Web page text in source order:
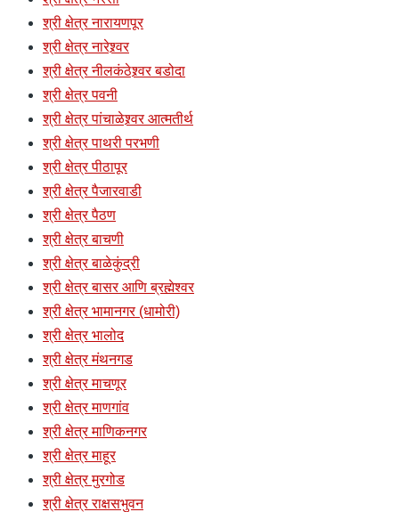
श्री क्षेत्र नारायणपूर
श्री क्षेत्र नारेश्र्वर
श्री क्षेत्र नीलकंठेश्र्वर बडोदा
श्री क्षेत्र पवनी
श्री क्षेत्र पांचाळेश्र्वर आत्मतीर्थ
श्री क्षेत्र पाथरी परभणी
श्री क्षेत्र पीठापूर
श्री क्षेत्र पैजारवाडी
श्री क्षेत्र पैठण
श्री क्षेत्र बाचणी
श्री क्षेत्र बाळेकुंद्री
श्री क्षेत्र बासर आणि ब्रह्मेश्वर
श्री क्षेत्र भामानगर (धामोरी)
श्री क्षेत्र भालोद
श्री क्षेत्र मंथनगड
श्री क्षेत्र माचणूर
श्री क्षेत्र माणगांव
श्री क्षेत्र माणिकनगर
श्री क्षेत्र माहूर
श्री क्षेत्र मुरगोड
श्री क्षेत्र राक्षसभुवन